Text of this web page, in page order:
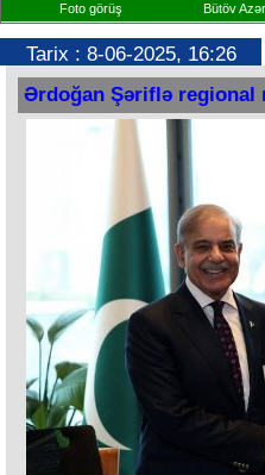
Foto görüş Bütöv
Tarix : 8-06-2025, 16:26
Ərdoğan Şəriflə regional